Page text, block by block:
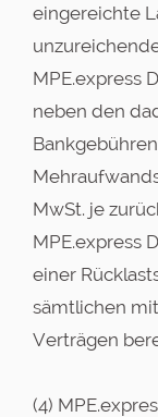
eingereichte
MPE.express
neben den
MwSt. je
MPE.express
einer
sämtlichen
Verträgen
(4)